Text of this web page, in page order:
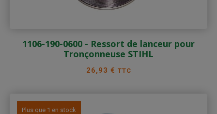
1106-190-0600 - Ressort de lanceur pour
Tronçonneuse STIHL
Prix
26,93 € TTC
Plus que 1 en stock